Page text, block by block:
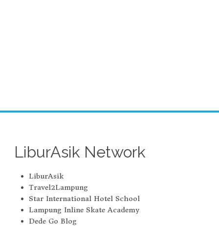
LiburAsik Network
LiburAsik
Travel2Lampung
Star International Hotel School
Lampung Inline Skate Academy
Dede Go Blog